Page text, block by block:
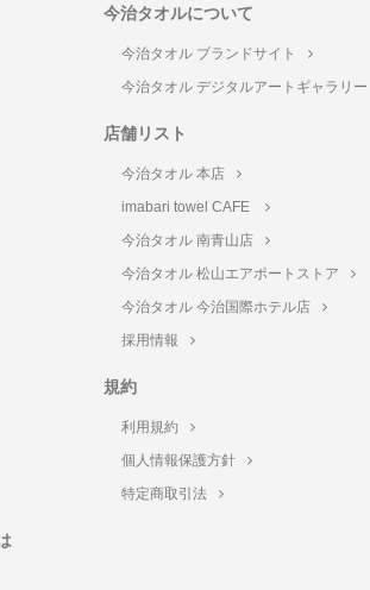
今治タオルについて
今治タオル ブランドサイト
今治タオル デジタルアートギャラリー
店舗リスト
今治タオル 本店
imabari towel CAFE
今治タオル 南青山店
今治タオル 松山エアポートストア
今治タオル 今治国際ホテル店
採用情報
規約
利用規約
個人情報保護方針
特定商取引法